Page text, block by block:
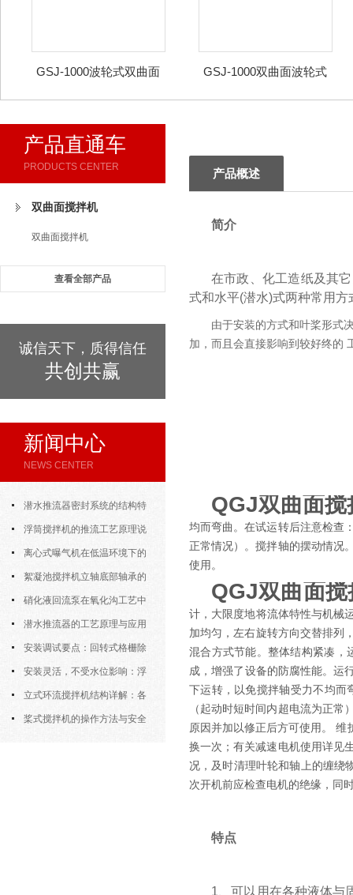
GSJ-1000波轮式双曲面
GSJ-1000双曲面波轮式
产品直通车
PRODUCTS CENTER
双曲面搅拌机
双曲面搅拌机
查看全部产品
诚信天下，质得信任
共创共赢
新闻中心
NEWS CENTER
潜水推流器密封系统的结构特
点与渗漏故障处理
浮筒搅拌机的推流工艺原理说
明 离心式曝气机在低温环境下的
运行特性与防冻措施
絮凝池搅拌机立轴底部轴承的
密封防水与免维护设计
硝化液回流泵在氧化沟工艺中
的布置位置对回流效果的影响
潜水推流器的工艺原理与应用
逻辑安装调试要点：回转式格栅除
污机的土建配合要求与水平度校准
安装灵活，不受水位影响：浮
筒式曝气机的结构优势与适用场景
立式环流搅拌机结构详解：各
部件的功能与协同
桨式搅拌机的操作方法与安全
产品概述
简介
在市政、化工造纸及其
式和水平(潜水)式两种常用方
由于安装的方式和叶桨形式
加，而且会直接影响到较好终的
QGJ双曲面
均而弯曲。在试运转后注意检查
正常情况）。搅拌轴的摆动情况
使用。
QGJ双曲面
计，大限度地将流体特性与机械
加均匀，左右旋转方向交替排列
混合方式节能。整体结构紧凑，
成，增强了设备的防腐性能。运
下运转，以免搅拌轴受力不均而
（起动时短时间内超电流为正
原因并加以修正后方可使用。
换一次；有关减速电机使用详见
况，及时清理叶轮和轴上的缠绕
次开机前应检查电机的绝缘，同
特点
1、可以用在各种液体与